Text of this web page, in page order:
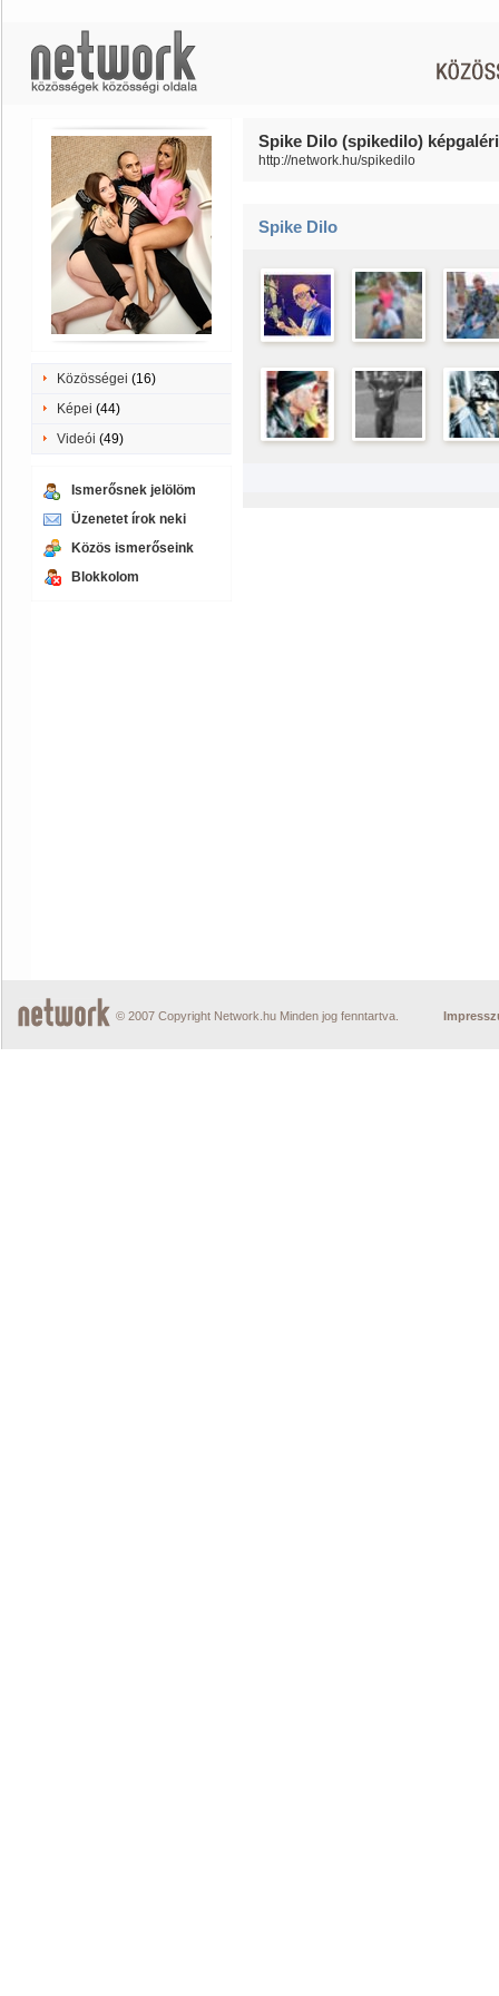
Közösségei (16)
Képei (44)
Videói (49)
Ismerősnek jelölöm
Üzenetet írok neki
Közös ismerőseink
Blokkolom
Spike Dilo (spikedilo)
http://network.hu/spikedilo
Spike Dilo
© 2007 Copyright Network.hu Minden jog fenntartva.